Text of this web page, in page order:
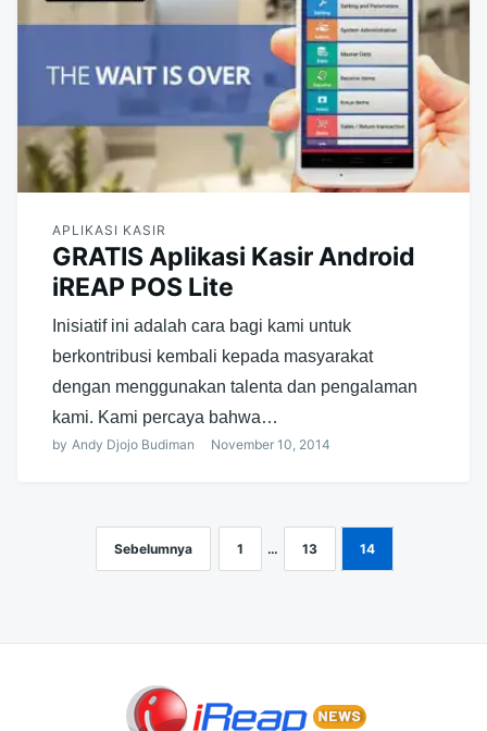
APLIKASI KASIR
GRATIS Aplikasi Kasir Android
iREAP POS Lite
Inisiatif ini adalah cara bagi kami untuk
berkontribusi kembali kepada masyarakat
dengan menggunakan talenta dan pengalaman
kami. Kami percaya bahwa…
by Andy Djojo Budiman November 10, 2014
NavigasiSebelumnya 1 … 13 14